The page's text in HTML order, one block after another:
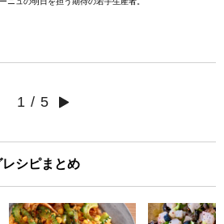
1 / 5
シピまとめ